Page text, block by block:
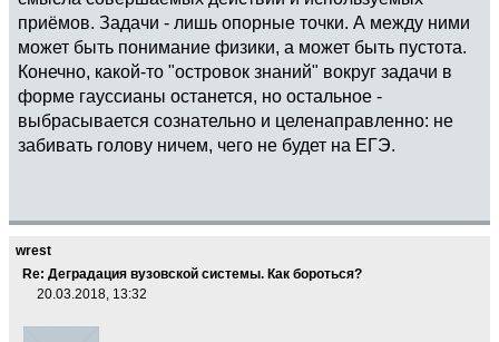
приёмов. Задачи - лишь опорные точки. А между ними
может быть понимание физики, а может быть пустота.
Конечно, какой-то "островок знаний" вокруг задачи в
форме гауссианы останется, но остальное -
выбрасывается сознательно и целенаправленно: не
забивать голову ничем, чего не будет на ЕГЭ.
wrest
Re: Деградация вузовской системы. Как бороться?
20.03.2018, 13:32